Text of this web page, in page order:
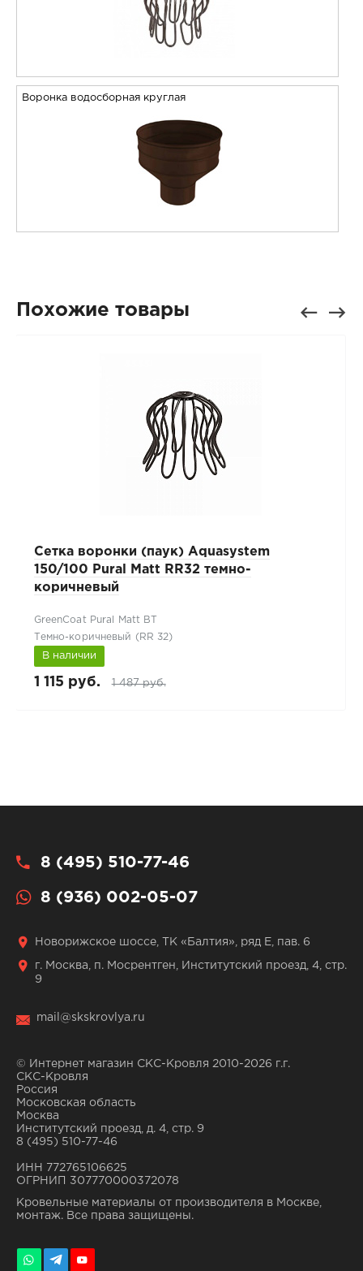
Воронка водосборная круглая
Похожие товары
Сетка воронки (паук) Aquasystem
150/100 Pural Matt RR32 темно-
коричневый
GreenCoat Pural Matt BT
Темно-коричневый (RR 32)
В наличии
1 115 руб. 1 487 руб.
8 (495) 510-77-46
8 (936) 002-05-07
Новорижское шоссе, ТК «Балтия», ряд Е, пав. 6
г. Москва, п. Мосрентген, Институтский проезд, 4, стр.
9
mail@skskrovlya.ru
© Интернет магазин СКС-Кровля 2010-2026 г.г.
СКС-Кровля
Россия
Московская область
Москва
Институтский проезд, д. 4, стр. 9
8 (495) 510-77-46
ИНН 772765106625
ОГРНИП 307770000372078
Кровельные материалы от производителя в Москве,
монтаж. Все права защищены.